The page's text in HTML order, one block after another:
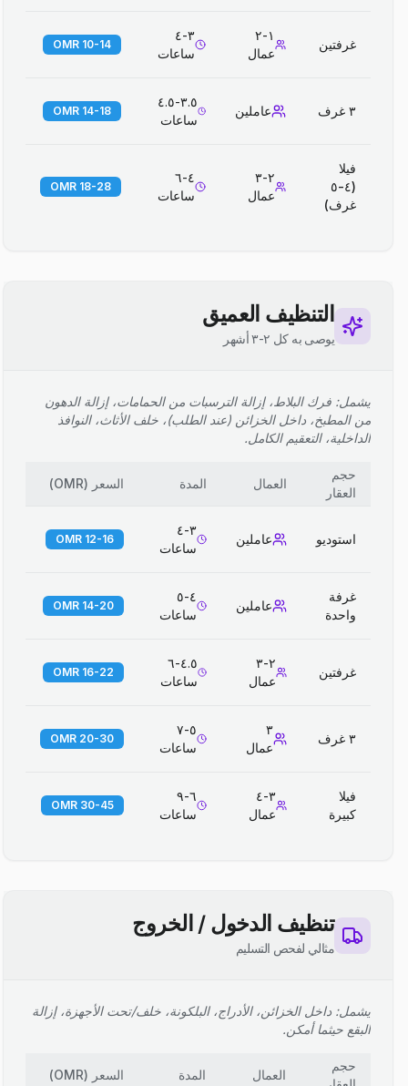
غرفتين
١-٢
عمال
٣-٤
ساعات
10-14 OMR
٣ غرف عاملين
٣.٥-٤.٥
ساعات
14-18 OMR
فيلا
(٤-٥
غرف)
٢-٣
عمال
٤-٦
ساعات
18-28 OMR
التنظيف العميق
يوصى به كل ٢-٣ أشهر
يشمل: فرك البلاط، إزالة الترسبات من الحمامات، إزالة الدهون
من المطبخ، داخل الخزائن (عند الطلب)، خلف الأثاث، النوافذ
الداخلية، التعقيم الكامل.
حجم
العقار
العمال المدة السعر (
OMR
)
استوديو عاملين
٣-٤
ساعات
12-16 OMR
غرفة
واحدة
عاملين
٤-٥
ساعات
14-20 OMR
غرفتين
٢-٣
عمال
٤.٥-٦
ساعات
16-22 OMR
٣ غرف
٣
عمال
٥-٧
ساعات
20-30 OMR
فيلا
كبيرة
٣-٤
عمال
٦-٩
ساعات
30-45 OMR
تنظيف الدخول / الخروج
مثالي لفحص التسليم
يشمل: داخل الخزائن، الأدراج، البلكونة، خلف/تحت الأجهزة، إزالة
البقع حيثما أمكن.
حجم
العمال المدة السعر (
OMR
)